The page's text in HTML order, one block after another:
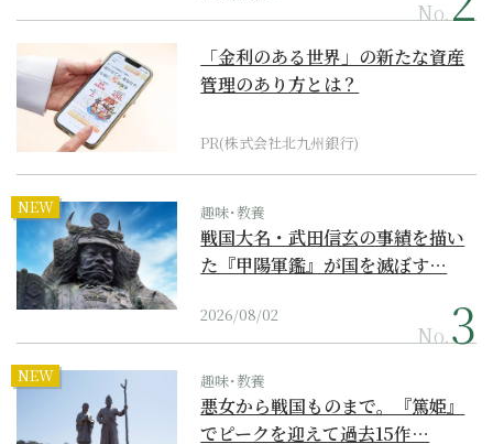
No.
「金利のある世界」の新たな資産
管理のあり方とは？
PR(株式会社北九州銀行)
NEW 趣味･教養
戦国大名・武田信玄の事績を描い
た『甲陽軍鑑』が国を滅ぼす…
2026/08/02
No.
NEW 趣味･教養
悪女から戦国ものまで。『篤姫』
でピークを迎えて過去15作…